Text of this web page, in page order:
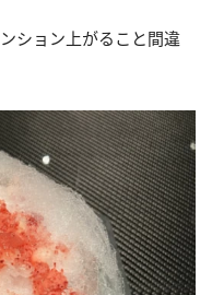
ション上がること間違